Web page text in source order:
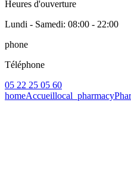
Heures d'ouverture
Lundi - Samedi: 08:00 - 22:00
phone
Téléphone
05 22 25 05 60
homeAccueillocal_pharmacy